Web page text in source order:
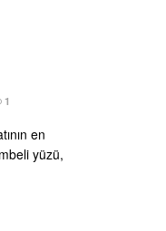
1
en
yüzü,